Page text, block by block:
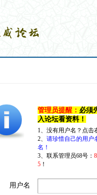
管理员提醒： 必须
入论坛看资料！
1、没有用户名？点
2、 请珍惜自己的用户
名！
3、联系管理员68号：
5 ！
用户名